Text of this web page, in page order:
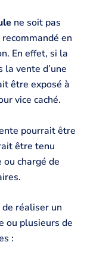
ne soit pas
en
En effet, si la
vente d’une
être exposé à
vice caché.
pourrait être
être tenu
chargé de
réaliser un
ou plusieurs de
: